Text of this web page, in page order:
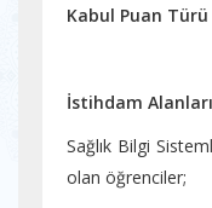
Kabul Puan Türü
İstihdam Alanları
Sağlık Bilgi
olan öğrenciler;